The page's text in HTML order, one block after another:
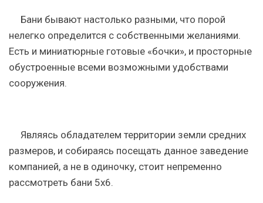
Бани бывают настолько разными, что порой
нелегко определится с собственными желаниями.
Есть и миниатюрные готовые «бочки», и просторные
обустроенные всеми возможными удобствами
сооружения.
Являясь обладателем территории земли средних
размеров, и собираясь посещать данное заведение
компанией, а не в одиночку, стоит непременно
рассмотреть бани 5х6.